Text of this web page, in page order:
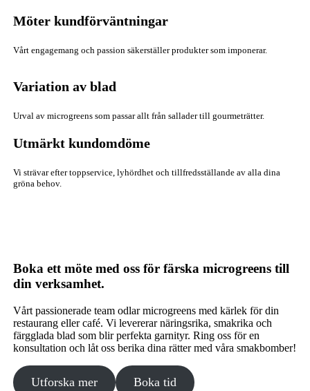
Möter kundförväntningar
Vårt engagemang och passion säkerställer produkter som imponerar.
Variation av blad
Urval av microgreens som passar allt från sallader till gourmeträtter.
Utmärkt kundomdöme
Vi strävar efter toppservice, lyhördhet och tillfredsställande av alla dina
gröna behov.
Boka ett möte med oss för färska microgreens till
din verksamhet.
Vårt passionerade team odlar microgreens med kärlek för din
restaurang eller café. Vi levererar näringsrika, smakrika och
färgglada blad som blir perfekta garnityr. Ring oss för en
konsultation och låt oss berika dina rätter med våra smakbomber!
Utforska mer Boka tid